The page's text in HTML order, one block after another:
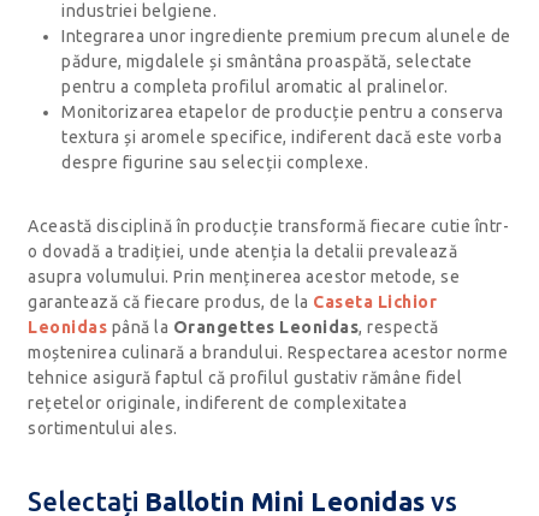
industriei belgiene.
Integrarea unor ingrediente premium precum alunele de
pădure, migdalele și smântâna proaspătă, selectate
pentru a completa profilul aromatic al pralinelor.
Monitorizarea etapelor de producție pentru a conserva
textura și aromele specifice, indiferent dacă este vorba
despre figurine sau selecții complexe.
Această disciplină în producție transformă fiecare cutie într-
o dovadă a tradiției, unde atenția la detalii prevalează
asupra volumului. Prin menținerea acestor metode, se
garantează că fiecare produs, de la Caseta Lichior
Leonidas până la Orangettes Leonidas, respectă
moștenirea culinară a brandului. Respectarea acestor norme
tehnice asigură faptul că profilul gustativ rămâne fidel
rețetelor originale, indiferent de complexitatea
sortimentului ales.
Selectați Ballotin Mini Leonidas vs